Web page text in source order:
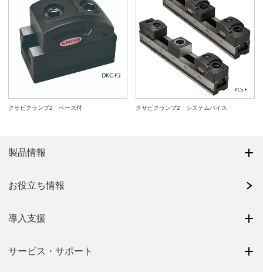
クサビクランプ2 ベース付 クサビクランプ2 システムバイス
製品情報
お役立ち情報
導入支援
サービス・サポート